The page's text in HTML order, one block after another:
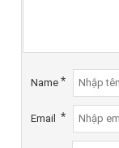
Name *
Email *